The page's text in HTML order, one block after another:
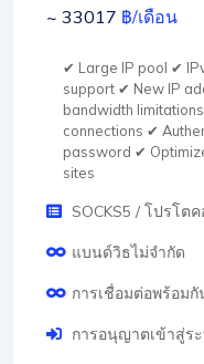
~ 33017 ฿/เดือน
✔ Large IP pool ✔
support ✔ New IP
bandwidth
connections ✔
password ✔
sites
SOCKS5 / โปรโต
แบนด์วิธไม่จำกัด
การเชื่อมต่อพร้อมกั
การอนุญาตเข้าสู่ร